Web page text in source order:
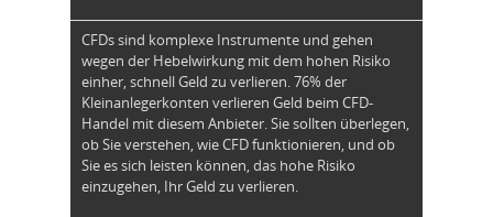
CFDs sind komplexe Instrumente und gehen
wegen der Hebelwirkung mit dem hohen Risiko
einher, schnell Geld zu verlieren. 76% der
Kleinanlegerkonten verlieren Geld beim CFD-
Handel mit diesem Anbieter. Sie sollten überlegen,
ob Sie verstehen, wie CFD funktionieren, und ob
Sie es sich leisten können, das hohe Risiko
einzugehen, Ihr Geld zu verlieren.